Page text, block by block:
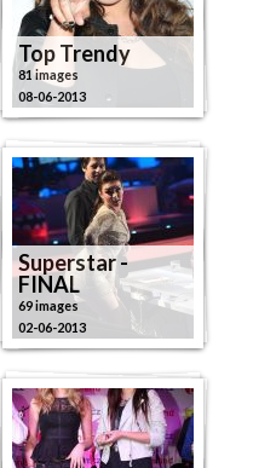
Top Trendy
81 images
08-06-2013
Superstar -
FINAL
69 images
02-06-2013